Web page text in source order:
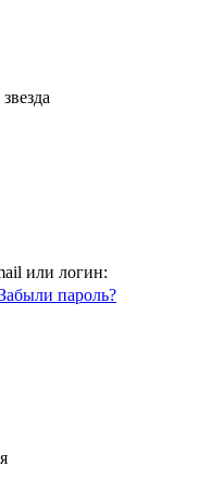
звeзда
или логин:
пароль?